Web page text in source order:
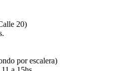
20)
por escalera)